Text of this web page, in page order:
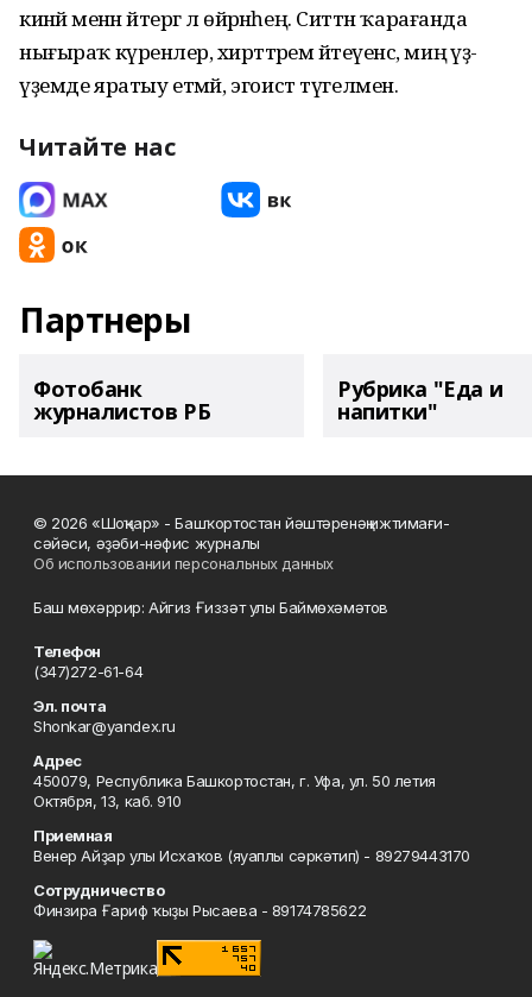
кинәйә менән әйтергә лә өйрәнәһең. Ситтән ҡарағанда
нығыраҡ күренәлер, әхирәттәрем әйтеүенсә, миңә үҙ-
үҙемде яратыу етмәй, эгоист түгелмен.
Читайте нас
Партнеры
Фотобанк
журналистов РБ
Рубрика "Еда и
напитки"
© 2026 «Шоңҡар» - Башҡортостан йәштәренәң ижтимағи-
сәйәси, әҙәби-нәфис журналы
Об использовании персональных данных
Баш мөхәррир: Айгиз Ғиззәт улы Баймөхәмәтов
Телефон
(347)272-61-64
Эл. почта
Shonkar@yandex.ru
Адрес
450079, Республика Башкортостан, г. Уфа, ул. 50 летия
Октября, 13, каб. 910
Приемная
Венер Айҙар улы Исхаҡов (яуаплы сәркәтип) - 89279443170
Сотрудничество
Финзира Ғариф ҡыҙы Рысаева - 89174785622